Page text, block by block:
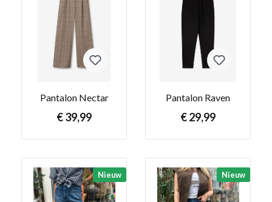
Pantalon Nectar
€ 39,99
Pantalon Raven
€ 29,99
Nieuw Nieuw